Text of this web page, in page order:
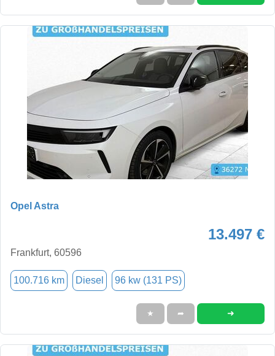
Opel Astra
13.497 €
Frankfurt, 60596
100.716 km Diesel 96 kw (131 PS)
★ ➦ ➜